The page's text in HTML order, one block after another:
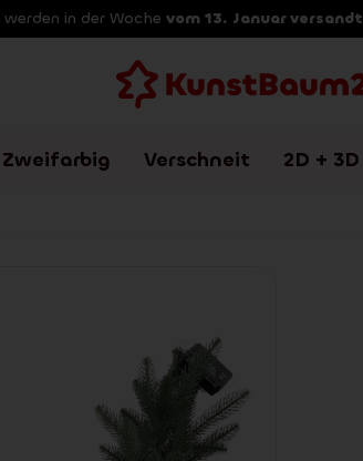
in der Woche vom 13. Januar versandt
Zweifarbig Verschneit 2D + 3D